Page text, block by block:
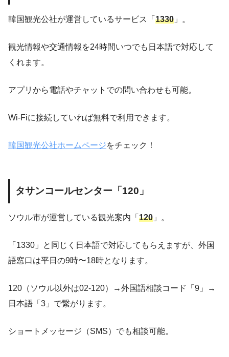
韓国観光公社が運営しているサービス「 1330 」。
観光情報や交通情報を24時間いつでも日本語で対応して
くれます。
アプリから電話やチャットでの問い合わせも可能。
Wi-Fiに接続していれば無料で利用できます。
韓国観光公社ホームページをチェック！
タサンコールセンター「120」
ソウル市が運営している観光案内「 120 」。
「1330」と同じく日本語で対応してもらえますが、外国
語窓口は平日の9時〜18時となります。
120（ソウル以外は02-120）→外国語相談コード「9」→
日本語「3」で繋がります。
ショートメッセージ（SMS）でも相談可能。